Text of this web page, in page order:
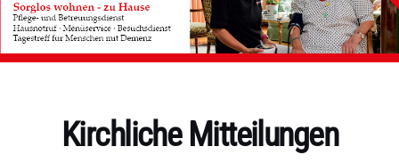
KategorienKirchliche Mitteilungen